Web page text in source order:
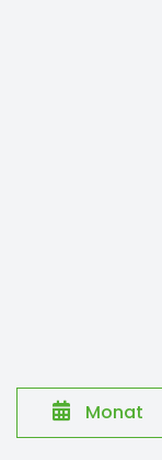
Monat